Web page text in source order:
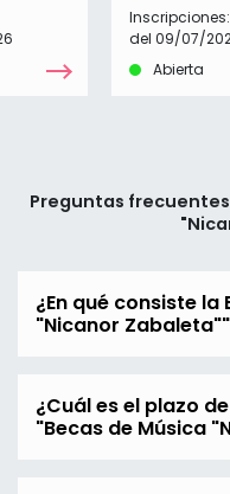
Inscripciones:
del 09/07/
Abierta
Preguntas
¿En qué consiste la
"Nicanor
¿Cuál es el plazo
"Becas de Música